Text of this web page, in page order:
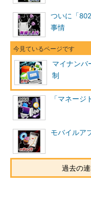
ついに「
事情
マイナンバ
制
「マネー
モバイルア
過去の